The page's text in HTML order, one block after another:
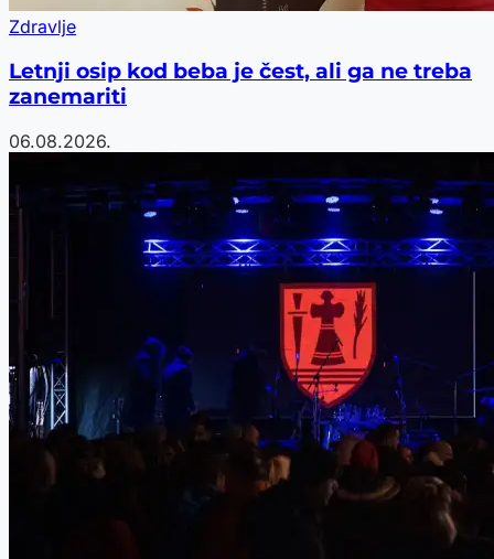
Zdravlje
Letnji osip kod beba je čest, ali ga ne treba
zanemariti
06.08.2026.